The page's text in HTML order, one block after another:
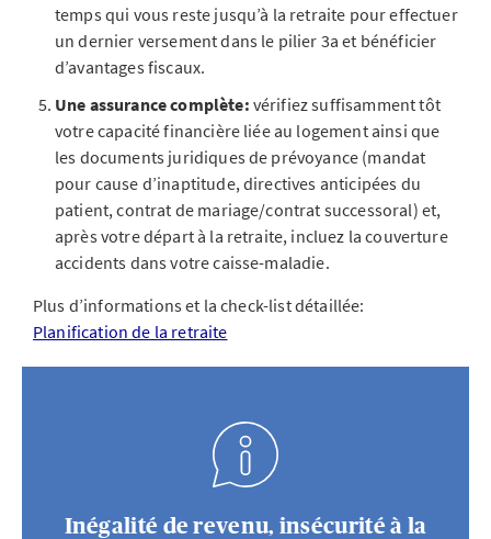
temps qui vous reste jusqu’à la retraite pour effectuer
un dernier versement dans le pilier 3a et bénéficier
d’avantages fiscaux.
Une assurance complète: vérifiez suffisamment tôt
votre capacité financière liée au logement ainsi que
les documents juridiques de prévoyance (mandat
pour cause d’inaptitude, directives anticipées du
patient, contrat de mariage/contrat successoral) et,
après votre départ à la retraite, incluez la couverture
accidents dans votre caisse-maladie.
Plus d’informations et la check-list détaillée:
Planification de la retraite
Inégalité de revenu, insécurité à la